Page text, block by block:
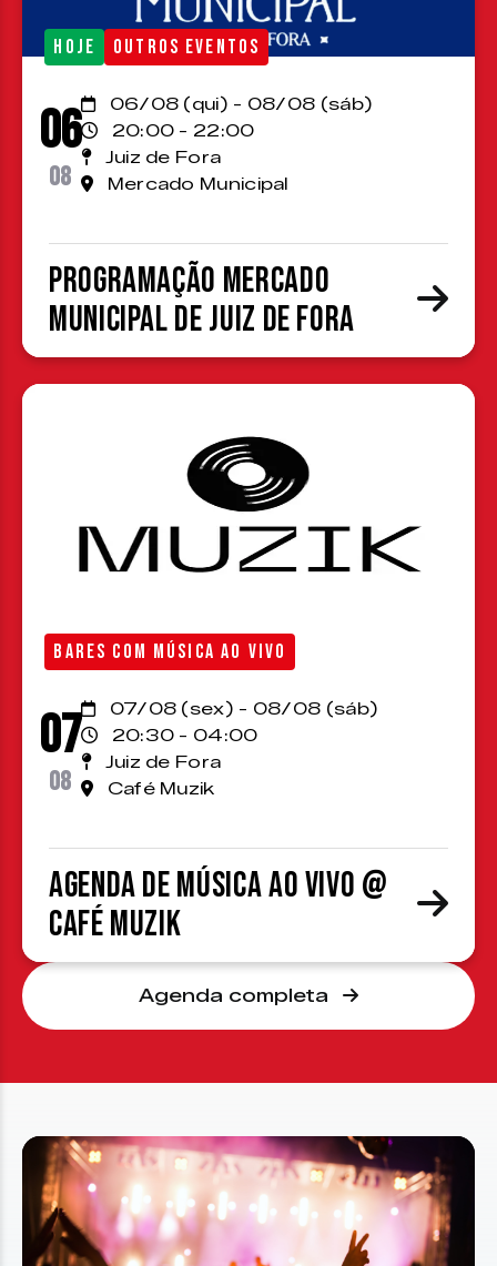
HOJE OUTROS EVENTOS
06
08
06/08 (qui) - 08/08 (sáb)
20:00 - 22:00
Juiz de Fora
Mercado Municipal
Programação Mercado
Municipal de Juiz de Fora
BARES COM MÚSICA AO VIVO
07
08
07/08 (sex) - 08/08 (sáb)
20:30 - 04:00
Juiz de Fora
Café Muzik
Agenda de Música ao Vivo @
Café Muzik
Agenda completa